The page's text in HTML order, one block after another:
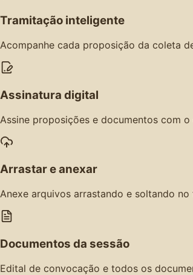
Tramitação inteligente
Acompanhe cada proposição da coleta
Assinatura digital
Assine proposições e documentos com
Arrastar e anexar
Anexe arquivos arrastando e soltando
Documentos da sessão
Edital de convocação e todos os